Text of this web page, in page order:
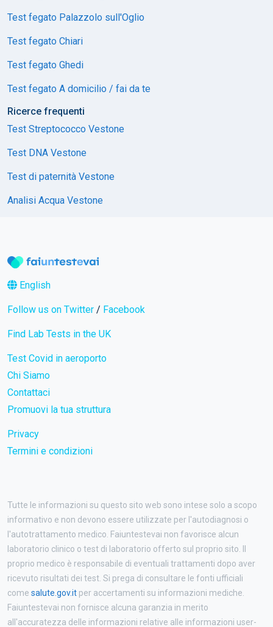
Test fegato Palazzolo sull'Oglio
Test fegato Chiari
Test fegato Ghedi
Test fegato A domicilio / fai da te
Ricerce frequenti
Test Streptococco Vestone
Test DNA Vestone
Test di paternità Vestone
Analisi Acqua Vestone
English
Follow us on Twitter / Facebook
Find Lab Tests in the UK
Test Covid in aeroporto
Chi Siamo
Contattaci
Promuovi la tua struttura
Privacy
Termini e condizioni
Tutte le informazioni su questo sito web sono intese solo a scopo
informativo e non devono essere utilizzate per l'autodiagnosi o
l'autotrattamento medico. Faiuntestevai non favorisce alcun
laboratorio clinico o test di laboratorio offerto sul proprio sito. Il
proprio medico è responsabile di eventuali trattamenti dopo aver
ricevuto risultati dei test. Si prega di consultare le fonti ufficiali
come salute.gov.it per accertamenti su informazioni mediche.
Faiuntestevai non fornisce alcuna garanzia in merito
all'accuratezza delle informazioni relative alle informazioni user-